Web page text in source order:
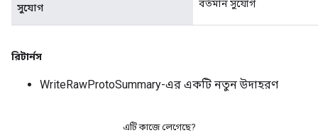
সুযোগ বর্তমান সুযোগ
রিটার্নস
WriteRawProtoSummary-এর একটি নতুন উদাহরণ
এটি কাজে লেগেছে?